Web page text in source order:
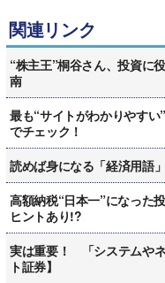
関連リンク
“株主王”桐谷さん、投資
南
最も“サイトがわかりやす
でチェック！
読めば身になる「経済用語
高額納税“日本一”になった
ヒントあり!?
実は重要！ 「システムや
ト証券】